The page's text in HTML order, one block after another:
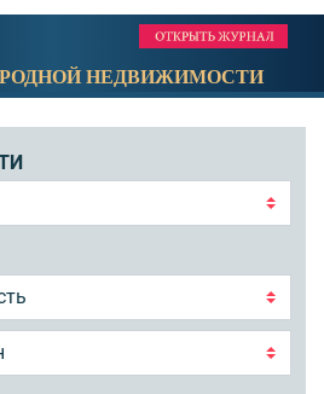
НЕДВИЖИМОСТИ